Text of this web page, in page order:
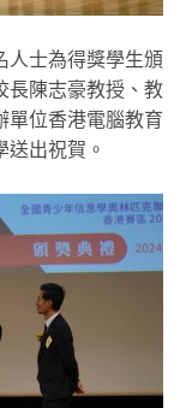
人士為得獎學生頒
長陳志豪教授、教
單位香港電腦教育
出祝賀。